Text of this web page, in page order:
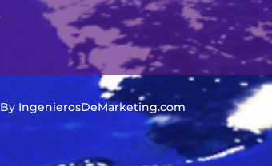
By IngenierosDeMarketing.com